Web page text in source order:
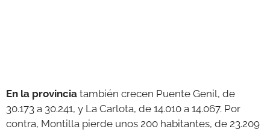
En la provincia también crecen Puente Genil, de
30.173 a 30.241, y La Carlota, de 14.010 a 14.067. Por
contra, Montilla pierde unos 200 habitantes, de 23.209